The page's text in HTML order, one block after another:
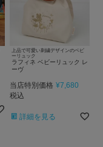
上品で可愛い刺繍デザインのベビ
ーリュック
ラフィネ ベビーリュック レ
ーヴ
当店特別価格 ¥7,680
税込
詳細を見る